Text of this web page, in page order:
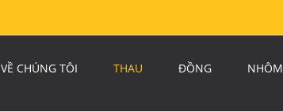
VỀ CHÚNG TÔI THAU ĐỒNG NHÔM